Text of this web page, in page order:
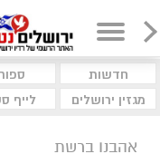
חדשות
מגזין ירושלים
לייף
אהבנו ברשת